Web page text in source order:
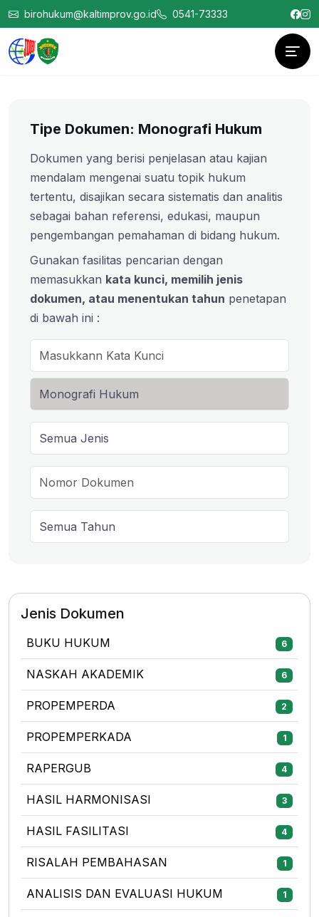
birohukum@kaltimprov.go.id 0541-73333
Tipe Dokumen: Monografi Hukum
Dokumen yang berisi penjelasan atau kajian
mendalam mengenai suatu topik hukum
tertentu, disajikan secara sistematis dan analitis
sebagai bahan referensi, edukasi, maupun
pengembangan pemahaman di bidang hukum.
Gunakan fasilitas pencarian dengan
memasukkan kata kunci, memilih jenis
dokumen, atau menentukan tahun penetapan
di bawah ini :
Jenis Dokumen
BUKU HUKUM 6
NASKAH AKADEMIK 6
PROPEMPERDA 2
PROPEMPERKADA 1
RAPERGUB 4
HASIL HARMONISASI 3
HASIL FASILITASI 4
RISALAH PEMBAHASAN 1
ANALISIS DAN EVALUASI HUKUM 1